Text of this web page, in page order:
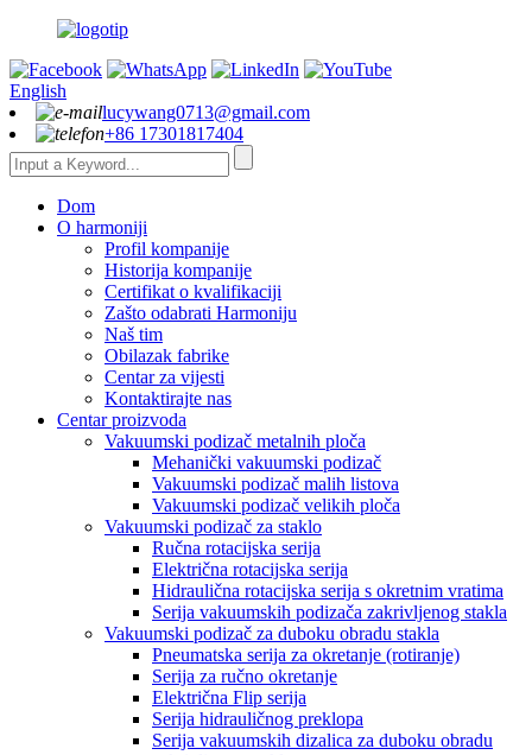
English
lucywang0713@gmail.com
+86 17301817404
Dom
O harmoniji
Profil kompanije
Historija kompanije
Certifikat o kvalifikaciji
Zašto odabrati Harmoniju
Naš tim
Obilazak fabrike
Centar za vijesti
Kontaktirajte nas
Centar proizvoda
Vakuumski podizač metalnih ploča
Mehanički vakuumski podizač
Vakuumski podizač malih listova
Vakuumski podizač velikih ploča
Vakuumski podizač za staklo
Ručna rotacijska serija
Električna rotacijska serija
Hidraulična rotacijska serija s okretnim vratima
Serija vakuumskih podizača zakrivljenog stakla
Vakuumski podizač za duboku obradu stakla
Pneumatska serija za okretanje (rotiranje)
Serija za ručno okretanje
Električna Flip serija
Serija hidrauličnog preklopa
Serija vakuumskih dizalica za duboku obradu